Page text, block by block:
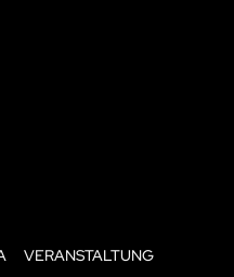
VERANSTALTUNG